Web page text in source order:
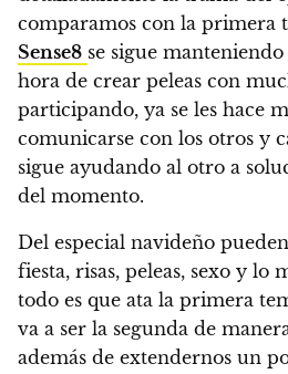
comparamos con la primera
Sense8 se sigue
hora de crear peleas con
participando, ya se les hace
comunicarse con los otros y
sigue ayudando al otro a
del momento.
Del especial navideño
fiesta, risas, peleas, sexo y lo
todo es que ata la primera
va a ser la segunda de
además de extendernos un